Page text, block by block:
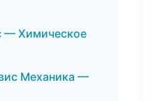
— Химическое
Механика —